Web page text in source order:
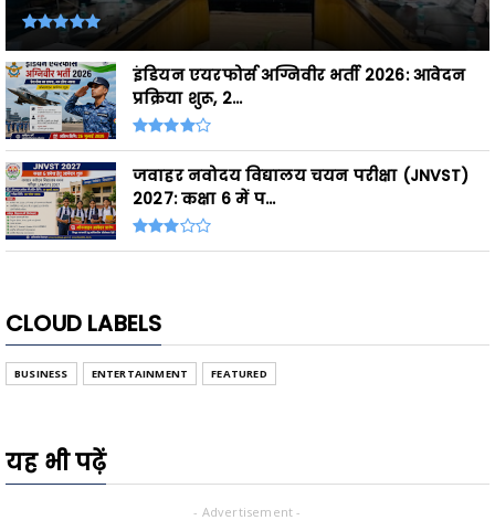
इंडियन एयरफोर्स अग्निवीर भर्ती 2026: आवेदन
प्रक्रिया शुरू, 2...
जवाहर नवोदय विद्यालय चयन परीक्षा (JNVST)
2027: कक्षा 6 में प...
CLOUD LABELS
BUSINESS ENTERTAINMENT FEATURED
यह भी पढ़ें
- Advertisement -